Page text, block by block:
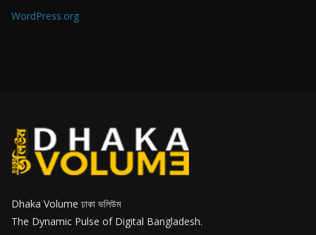
WordPress.org
Dhaka Volume ঢাকা ভলিউম
The Dynamic Pulse of Digital Bangladesh.